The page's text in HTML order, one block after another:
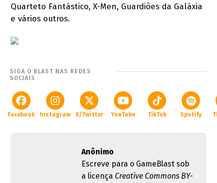
Quarteto Fantástico, X-Men, Guardiões da Galáxia
e vários outros.
SIGA O BLAST NAS REDES
SOCIAIS
Facebook Instagram X/Twitter YouTube TikTok Spotify
Anônimo
Escreve para o GameBlast sob
a licença Creative Commons BY-